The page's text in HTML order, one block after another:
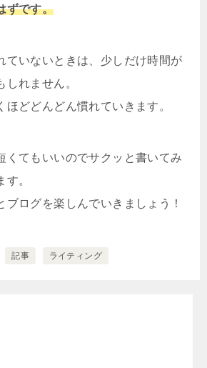
ずです。
ていないときは、少しだけ時間が
れません。
ほどどんどん慣れていきます。
くてもいいのでサクッと書いてみ
。
ブログを楽しんでいきましょう！
記事 ライティング